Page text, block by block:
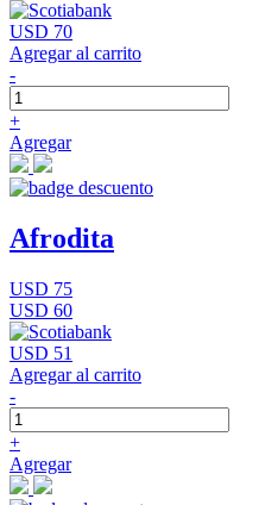
USD 70
Agregar al carrito
-
+
Agregar
Afrodita
USD 75
USD 60
USD 51
Agregar al carrito
-
+
Agregar